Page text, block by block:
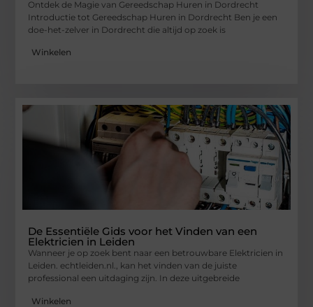
Ontdek de Magie van Gereedschap Huren in Dordrecht
Introductie tot Gereedschap Huren in Dordrecht Ben je een
doe-het-zelver in Dordrecht die altijd op zoek is
Winkelen
De Essentiële Gids voor het Vinden van een
Elektricien in Leiden
Wanneer je op zoek bent naar een betrouwbare Elektricien in
Leiden. echtleiden.nl., kan het vinden van de juiste
professional een uitdaging zijn. In deze uitgebreide
Winkelen